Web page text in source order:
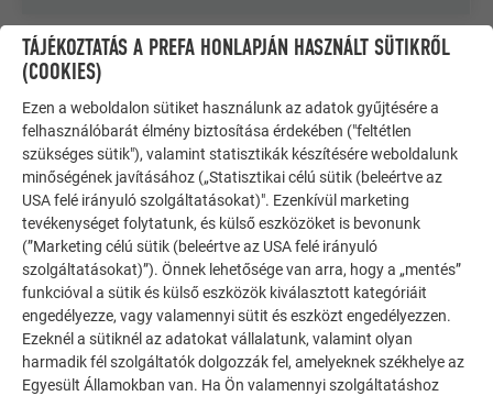
TOVÁBBI ÉPÜLETEK
TÁJÉKOZTATÁS A PREFA HONLAPJÁN HASZNÁLT SÜTIKRŐL
(COOKIES)
Ezen a weboldalon sütiket használunk az adatok gyűjtésére a
felhasználóbarát élmény biztosítása érdekében ("feltétlen
szükséges sütik"), valamint statisztikák készítésére weboldalunk
minőségének javításához („Statisztikai célú sütik (beleértve az
USA felé irányuló szolgáltatásokat)". Ezenkívül marketing
tevékenységet folytatunk, és külső eszközöket is bevonunk
(”Marketing célú sütik (beleértve az USA felé irányuló
szolgáltatásokat)”). Önnek lehetősége van arra, hogy a „mentés”
funkcióval a sütik és külső eszközök kiválasztott kategóriáit
engedélyezze, vagy valamennyi sütit és eszközt engedélyezzen.
Ezeknél a sütiknél az adatokat vállalatunk, valamint olyan
harmadik fél szolgáltatók dolgozzák fel, amelyeknek székhelye az
Egyesült Államokban van. Ha Ön valamennyi szolgáltatáshoz